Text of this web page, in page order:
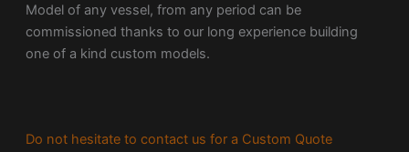
Model of any vessel, from any period can be
commissioned thanks to our long experience building
one of a kind custom models.
Do not hesitate to contact us for a Custom Quote